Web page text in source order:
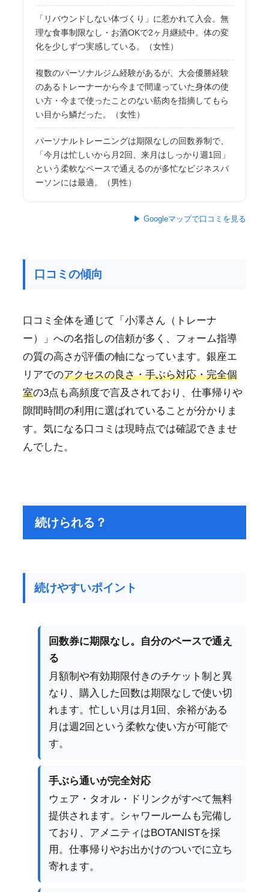
「リバウンドしない体づくり」に惹かれて入会。無
理な食事制限なし・お酒OKで2ヶ月継続中。体の変
化を少しずつ実感している。（女性）
複数のパーソナルジム経験があるが、大会優勝経験
のあるトレーナーから今まで間違っていた身体の使
い方・今まで使ったことのない筋肉を指摘してもら
い目から鱗だった。（女性）
パーソナルトレーニングは期限なしの回数券制で、
「今月は忙しいから月2回、来月はしっかり週1回」
という柔軟なペースで通えるのが多忙なビジネスパ
ーソンには最適。（男性）
▶ Googleマップで口コミを見る
口コミの傾向
口コミ全体を通じて「小澤さん（トレーナ
ー）」への名指しの信頼が多く、フォーム指導
の質の高さが評価の軸になっています。銀座エ
リアでのアクセスの良さ・手ぶら対応・完全個
室の3点も高頻度で言及されており、仕事帰りや
隙間時間の利用に選ばれていることが分かりま
す。気になる口コミは現時点では確認できませ
んでした。
続けられる？
続けやすいポイント
回数券に期限なし。自分のペースで通え
る
月額制や有効期限付きのチケット制と異
なり、購入した回数は期限なしで使い切
れます。忙しい月は月1回、余裕がある
月は週2回という柔軟な使い方が可能で
す。
手ぶら通いが完全対応
ウェア・タオル・ドリンクがすべて無料
提供されます。シャワールームも完備し
ており、アメニティはBOTANISTを採
用。仕事帰りやお出かけのついでに立ち
寄れます。